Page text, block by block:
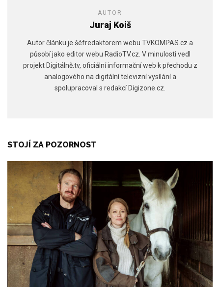
AUTOR
Juraj Koiš
Autor článku je šéfredaktorem webu TVKOMPAS.cz a
působí jako editor webu RadioTV.cz. V minulosti vedl
projekt Digitálně.tv, oficiální informační web k přechodu z
analogového na digitální televizní vysílání a
spolupracoval s redakcí Digizone.cz.
STOJÍ ZA POZORNOST